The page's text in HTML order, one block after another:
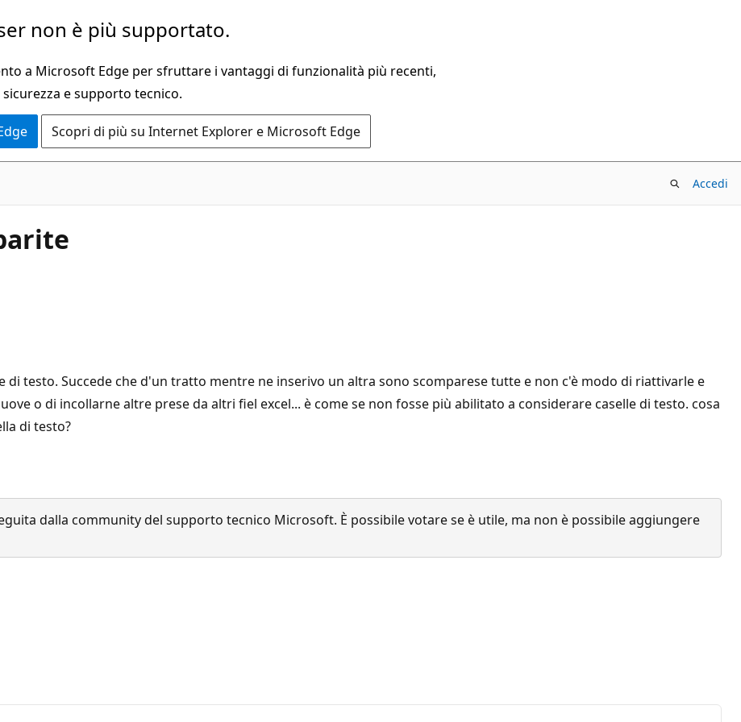
non è più supportato.
a Microsoft Edge per sfruttare i vantaggi di funzionalità più recenti,
e supporto tecnico.
Scopri di più su Internet Explorer e Microsoft Edge
Accedi
di testo. Succede che d'un tratto mentre ne inserivo un altra sono scomparese tutte e non c'è modo di riattivarle e
o di incollarne altre prese da altri fiel excel... è come se non fosse più abilitato a considerare caselle di testo. cosa
di testo?
dalla community del supporto tecnico Microsoft. È possibile votare se è utile, ma non è possibile aggiungere